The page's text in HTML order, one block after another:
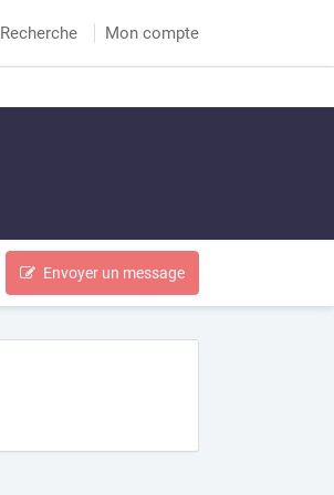
Recherche Mon compte
Envoyer un message